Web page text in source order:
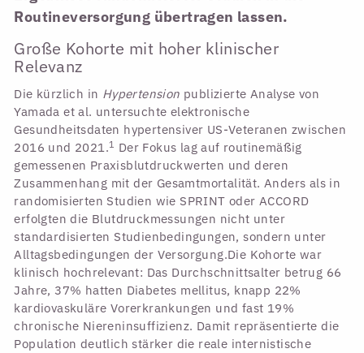
Routineversorgung übertragen lassen.
Große Kohorte mit hoher klinischer
Relevanz
Die kürzlich in Hypertension publizierte Analyse von
Yamada et al. untersuchte elektronische
Gesundheitsdaten hypertensiver US-Veteranen zwischen
2016 und 2021.1 Der Fokus lag auf routinemäßig
gemessenen Praxisblutdruckwerten und deren
Zusammenhang mit der Gesamtmortalität. Anders als in
randomisierten Studien wie SPRINT oder ACCORD
erfolgten die Blutdruckmessungen nicht unter
standardisierten Studienbedingungen, sondern unter
Alltagsbedingungen der Versorgung.Die Kohorte war
klinisch hochrelevant: Das Durchschnittsalter betrug 66
Jahre, 37% hatten Diabetes mellitus, knapp 22%
kardiovaskuläre Vorerkrankungen und fast 19%
chronische Niereninsuffizienz. Damit repräsentierte die
Population deutlich stärker die reale internistische